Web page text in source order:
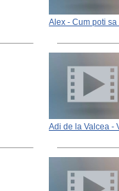
Alex - Cum poti
Adi de la Valcea -